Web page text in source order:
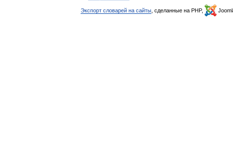
Экспорт словарей на сайты , сделанные на PHP,